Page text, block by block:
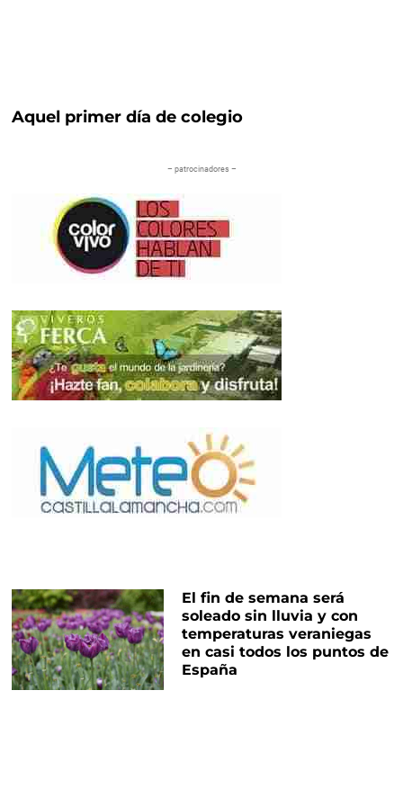
Aquel primer día de colegio
– patrocinadores –
El fin de semana será
soleado sin lluvia y con
temperaturas veraniegas
en casi todos los puntos de
España